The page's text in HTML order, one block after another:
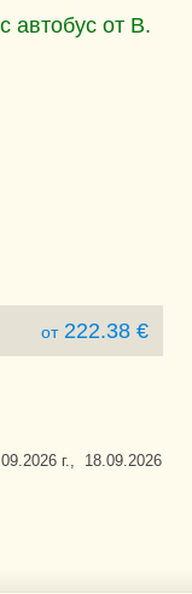
автобус от В.
от222.38 €
г., 18.09.2026